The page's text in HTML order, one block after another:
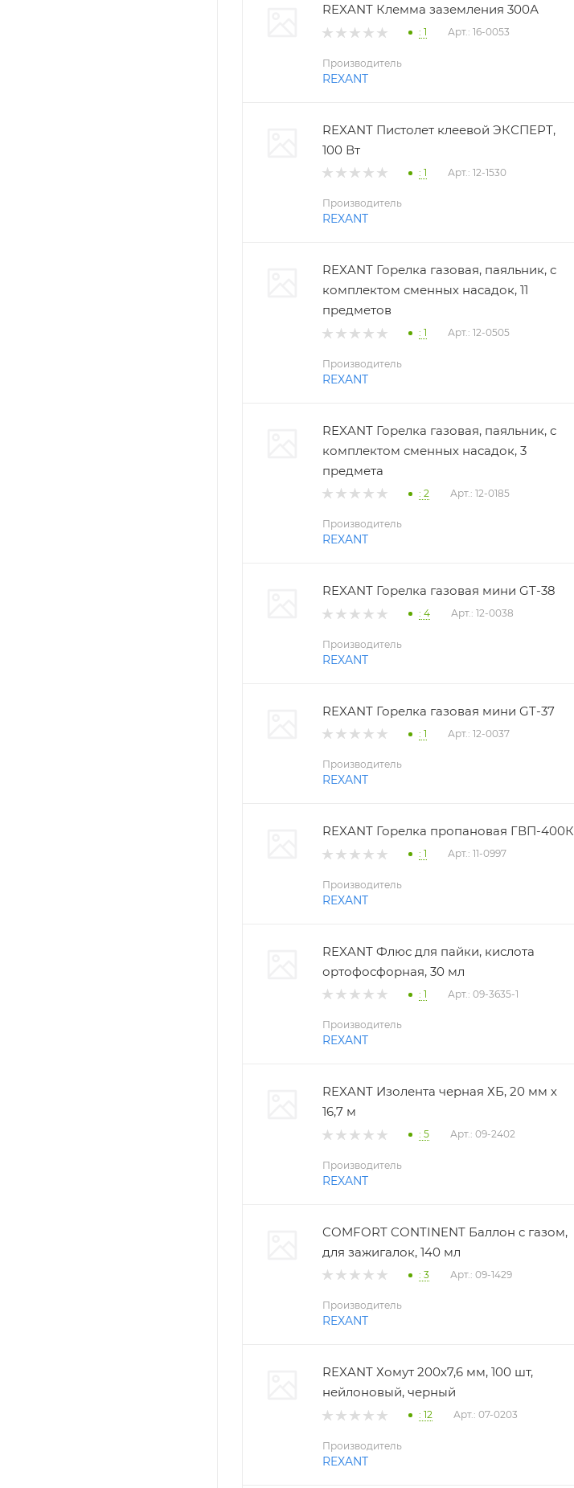
REXANT Клемма заземления 300А
: 1 Арт.: 16-0053
Производитель
REXANT
REXANT Пистолет клеевой ЭКСПЕРТ,
100 Вт
: 1 Арт.: 12-1530
Производитель
REXANT
REXANT Горелка газовая, паяльник, с
комплектом сменных насадок, 11
предметов
: 1 Арт.: 12-0505
Производитель
REXANT
REXANT Горелка газовая, паяльник, с
комплектом сменных насадок, 3
предмета
: 2 Арт.: 12-0185
Производитель
REXANT
REXANT Горелка газовая мини GT-38
: 4 Арт.: 12-0038
Производитель
REXANT
REXANT Горелка газовая мини GT-37
: 1 Арт.: 12-0037
Производитель
REXANT
REXANT Горелка пропановая ГВП-400К
: 1 Арт.: 11-0997
Производитель
REXANT
REXANT Флюс для пайки, кислота
ортофосфорная, 30 мл
: 1 Арт.: 09-3635-1
Производитель
REXANT
REXANT Изолента черная ХБ, 20 мм х
16,7 м
: 5 Арт.: 09-2402
Производитель
REXANT
COMFORT CONTINENT Баллон с газом,
для зажигалок, 140 мл
: 3 Арт.: 09-1429
Производитель
REXANT
REXANT Хомут 200х7,6 мм, 100 шт,
нейлоновый, черный
: 12 Арт.: 07-0203
Производитель
REXANT